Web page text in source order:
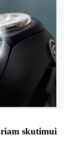
skutimui